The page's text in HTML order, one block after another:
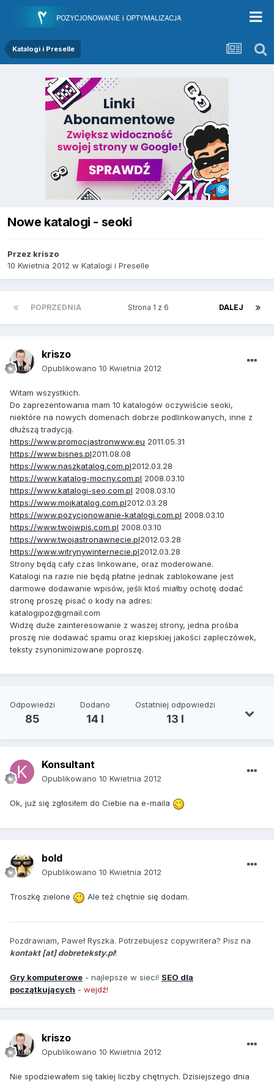
Katalogi i Preselle
Nowe katalogi - seoki
Przez kriszo
10 Kwietnia 2012 w Katalogi i Preselle
POPRZEDNIA DALEJ
Strona 1 z 6
kriszo
Opublikowano 10 Kwietnia 2012
Witam wszystkich.
Do zaprezentowania mam 10 katalogów oczywiście seoki,
niektóre na nowych domenach dobrze podlinkowanych, inne z
dłuższą tradycją.
https://www.promocjastronwww.eu 2011.05.31
https://www.bisnes.pl2011.08.08
https://www.naszkatalog.com.pl2012.03.28
https://www.katalog-mocny.com.pl 2008.03.10
https://www.katalogi-seo.com.pl 2008.03.10
https://www.mojkatalog.com.pl2012.03.28
https://www.pozycjonowanie-katalogi.com.pl 2008.03.10
https://www.twojwpis.com.pl 2008.03.10
https://www.twojastronawnecie.pl2012.03.28
https://www.witrynywinternecie.pl2012.03.28
Strony będą cały czas linkowane, oraz moderowane.
Katalogi na razie nie będą płatne jednak zablokowane jest
darmowe dodawanie wpisów, jeśli ktoś miałby ochotę dodać
stronę proszę pisać o kody na adres:
katalogipoz@gmail.com
Widzę duże zainteresowanie z waszej strony, jedna prośba
proszę nie dodawać spamu oraz kiepskiej jakości zapleczówek,
teksty zsynonimizowane poproszę.
Odpowiedzi
85
Dodano
14 l
Ostatniej odpowiedzi
13 l
Konsultant
Opublikowano 10 Kwietnia 2012
Ok, już się zgłosiłem do Ciebie na e-maila
bold
Opublikowano 10 Kwietnia 2012
Troszkę zielone Ale też chętnie się dodam.
Pozdrawiam, Paweł Ryszka. Potrzebujesz copywritera? Pisz na
kontakt [at] dobreteksty.pl!
Gry komputerowe - najlepsze w sieci! SEO dla
początkujących - wejdź!
kriszo
Opublikowano 10 Kwietnia 2012
Nie spodziewałem się takiej liczby chętnych. Dzisiejszego dnia